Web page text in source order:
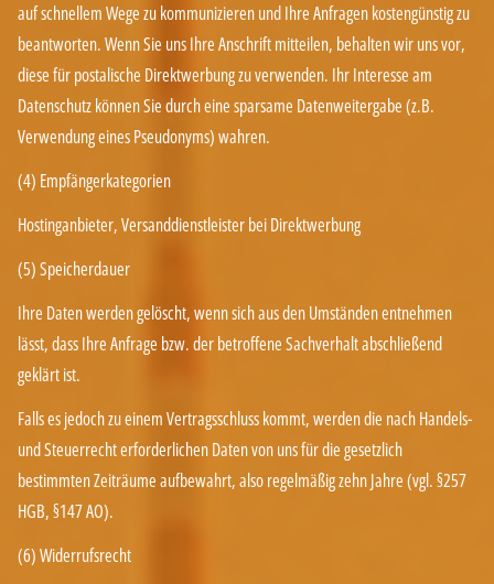
auf schnellem Wege zu kommunizieren und Ihre Anfragen kostengünstig zu
beantworten. Wenn Sie uns Ihre Anschrift mitteilen, behalten wir uns vor,
diese für postalische Direktwerbung zu verwenden. Ihr Interesse am
Datenschutz können Sie durch eine sparsame Datenweitergabe (z.B.
Verwendung eines Pseudonyms) wahren.
(4) Empfängerkategorien
Hostinganbieter, Versanddienstleister bei Direktwerbung
(5) Speicherdauer
Ihre Daten werden gelöscht, wenn sich aus den Umständen entnehmen
lässt, dass Ihre Anfrage bzw. der betroffene Sachverhalt abschließend
geklärt ist.
Falls es jedoch zu einem Vertragsschluss kommt, werden die nach Handels-
und Steuerrecht erforderlichen Daten von uns für die gesetzlich
bestimmten Zeiträume aufbewahrt, also regelmäßig zehn Jahre (vgl. §257
HGB, §147 AO).
(6) Widerrufsrecht